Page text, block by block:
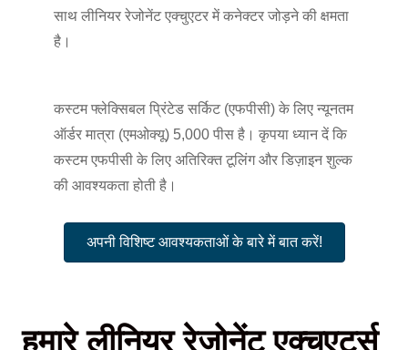
साथ लीनियर रेजोनेंट एक्चुएटर में कनेक्टर जोड़ने की क्षमता
है।
कस्टम फ्लेक्सिबल प्रिंटेड सर्किट (एफपीसी) के लिए न्यूनतम
ऑर्डर मात्रा (एमओक्यू) 5,000 पीस है। कृपया ध्यान दें कि
कस्टम एफपीसी के लिए अतिरिक्त टूलिंग और डिज़ाइन शुल्क
की आवश्यकता होती है।
अपनी विशिष्ट आवश्यकताओं के बारे में बात करें!
हमारे लीनियर रेजोनेंट एक्चुएटर्स